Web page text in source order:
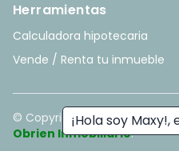
¡Hola soy
Herramientas
Calculadora hipotecaria
Vende / Renta tu inmueble
© Copyright2026. All rights
Obrien Inmobiliario.